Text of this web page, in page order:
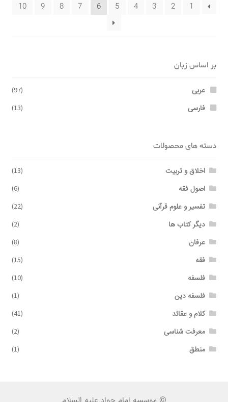
1
2
3
4
5
6
7
8
9
10
بر اساس زبان
عربی (97)
فارسی (13)
دسته های محصولات
اخلاق و تربیت (13)
اصول فقه (6)
تفسیر و علوم قرآنی (22)
دیگر کتاب ها (2)
عرفان (8)
فقه (15)
فلسفه (10)
فلسفه دین (1)
کلام و عقائد (41)
معرفت شناسی (2)
منطق (1)